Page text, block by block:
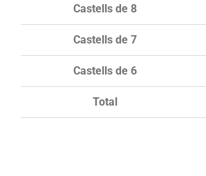
Total
Castells de 8
Castells de 7
Castells de 6